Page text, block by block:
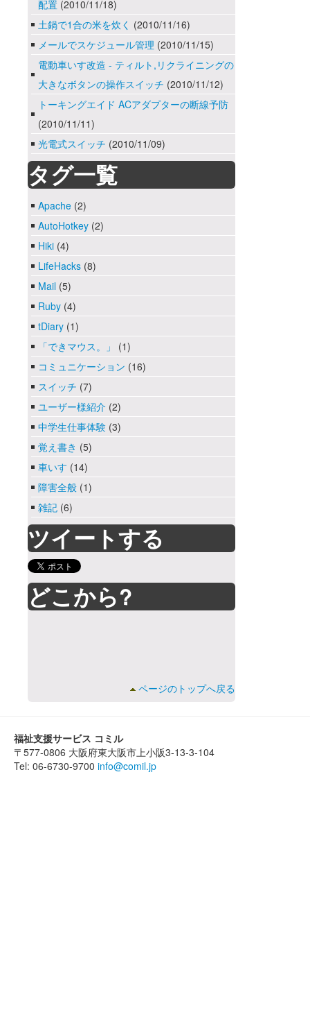
配置 (2010/11/18)
土鍋で1合の米を炊く (2010/11/16)
メールでスケジュール管理 (2010/11/15)
電動車いす改造 - ティルト,リクライニングの
大きなボタンの操作スイッチ (2010/11/12)
トーキングエイド ACアダプターの断線予防
(2010/11/11)
光電式スイッチ (2010/11/09)
タグ一覧
Apache (2)
AutoHotkey (2)
Hiki (4)
LifeHacks (8)
Mail (5)
Ruby (4)
tDiary (1)
「できマウス。」
(1)
コミュニケーション (16)
スイッチ (7)
ユーザー様紹介 (2)
中学生仕事体験 (3)
覚え書き (5)
車いす (14)
障害全般 (1)
雑記 (6)
ツイートする
どこから?
ページのトップへ戻る
福祉支援サービス コミル
〒577-0806 大阪府東大阪市上小阪3-13-3-104
Tel: 06-6730-9700 info@comil.jp